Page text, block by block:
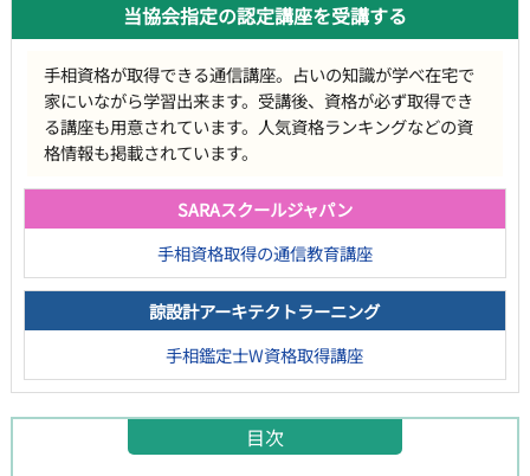
当協会指定の認定講座を受講する
手相資格が取得できる通信講座。占いの知識が学べ在宅で
家にいながら学習出来ます。受講後、資格が必ず取得でき
る講座も用意されています。人気資格ランキングなどの資
格情報も掲載されています。
SARAスクールジャパン
手相資格取得の通信教育講座
諒設計アーキテクトラーニング
手相鑑定士W資格取得講座
目次